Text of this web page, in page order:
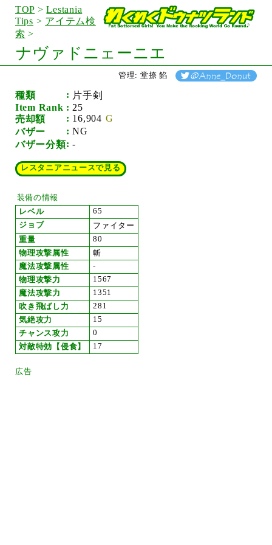
TOP >Lestania
Tips > アイテム検
索 >
ナヴァドニェーニエ
管理: 堂捺 餡
種類
片手剣
Item Rank
25
売却額
16,904
バザー
NG
バザー分類
-
レスタニアニュースで見る
装備の情報
レベル
65
ジョブ
ファイター
重量
80
物理攻撃属性
斬
魔法攻撃属性
-
物理攻撃力
1567
魔法攻撃力
1351
吹き飛ばし力
281
気絶攻力
15
チャンス攻力
0
対敵特効【侵食】
17